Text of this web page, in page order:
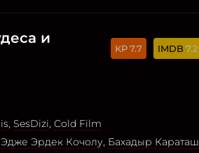
и
7.7 7.2
, SesDizi, Cold Film
Эдже Эрдек Кочолу, Бахадыр Караташ